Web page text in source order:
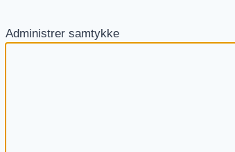
Administrer samtykke